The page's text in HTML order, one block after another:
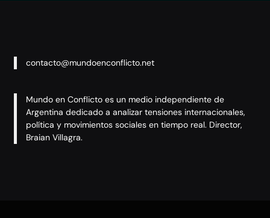
contacto@mundoenconflicto.net
Mundo en Conflicto es un medio independiente de
Argentina dedicado a analizar tensiones internacionales,
política y movimientos sociales en tiempo real. Director,
Braian Villagra.